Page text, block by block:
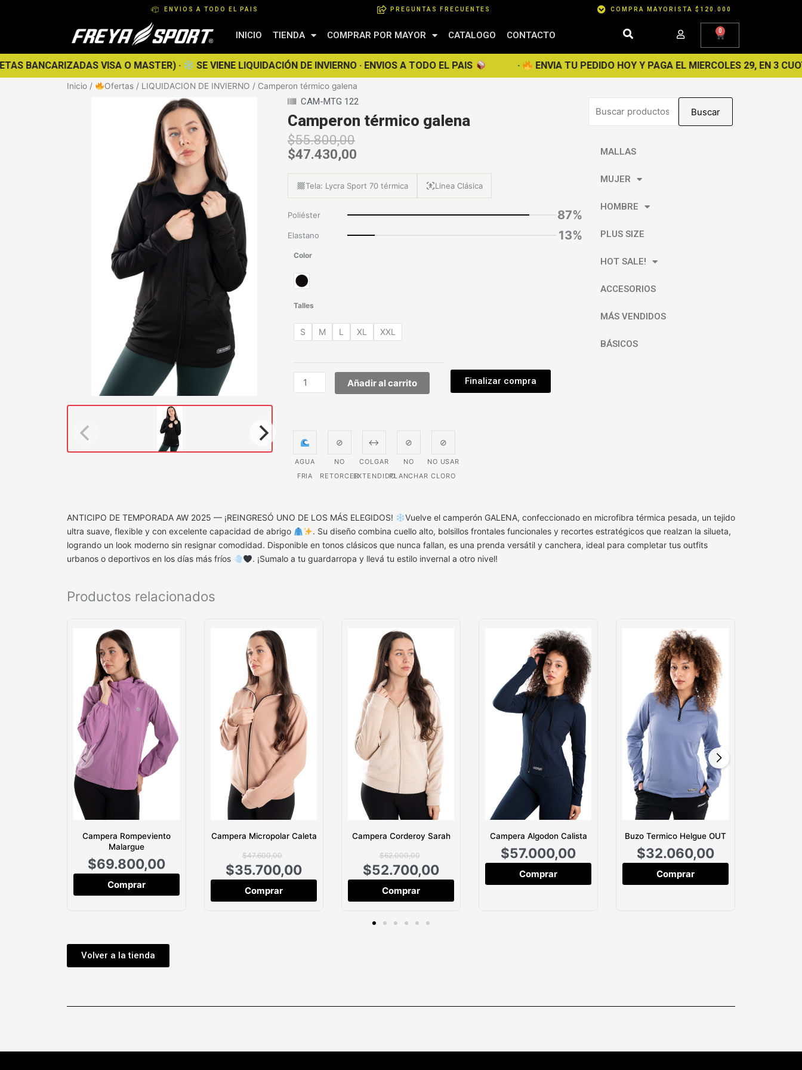
ENVIOS A TODO EL PAIS PREGUNTAS FRECUENTES COMPRA MAYORISTA $120.000
INICIO TIENDA COMPRAR POR MAYOR CATALOGO CONTACTO 0 Cart
VISA O MASTER) · SE VIENE LIQUIDACIÓN DE INVIERNO · ENVIOS A TODO EL PAIS ENVIA TU PEDIDO HOY Y PAGA EL MIERCOLES 29, EN 3
Inicio / Ofertas/ LIQUIDACION DE INVIERNO / Camperon térmico galena
CAM-MTG 122
Camperon térmico galena
$55.800,00
$47.430,00
Tela: Lycra Sport 70 térmica Linea Clásica
Poliéster 87%
Elastano 13%
Color
Talles
S M L XL XXL
galena
cantidad
Añadir al carrito Finalizar compra
AGUA
FRIA
⊘
NO
RETORCER
↔
COLGAR
EXTENDIDO
⊘
NO
PLANCHAR
⊘
NO USAR
CLORO
por:
Buscar
MALLAS
MUJER
HOMBRE
PLUS SIZE
HOT SALE!
ACCESORIOS
MÁS VENDIDOS
BÁSICOS
ANTICIPO DE TEMPORADA AW 2025 — ¡REINGRESÓ UNO DE LOS MÁS ELEGIDOS!
Vuelve el camperón GALENA, confeccionado en microfibra térmica pesada, un tejido
ultra suave, flexible y con excelente capacidad de abrigo
. Su diseño combina cuello alto, bolsillos frontales funcionales y recortes estratégicos que realzan la silueta,
logrando un look moderno sin resignar comodidad. Disponible en tonos clásicos que nunca fallan, es una prenda versátil y canchera, ideal para completar tus outfits
urbanos o deportivos en los días más fríos
. ¡Sumalo a tu guardarropa y llevá tu estilo invernal a otro nivel!
Productos relacionados
Campera Rompeviento
Malargue
$69.800,00
Comprar
Campera Micropolar Caleta
$47.600,00
$35.700,00
Comprar
Campera Corderoy Sarah
$62.000,00
$52.700,00
Comprar
Campera Algodon Calista
$57.000,00
Comprar
Buzo Termico Helgue OUT
$32.060,00
Comprar
Volver a la tienda